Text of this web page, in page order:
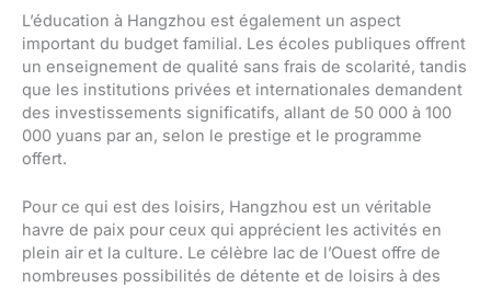
L’éducation à Hangzhou est également un aspect
important du budget familial. Les écoles publiques offrent
un enseignement de qualité sans frais de scolarité, tandis
que les institutions privées et internationales demandent
des investissements significatifs, allant de 50 000 à 100
000 yuans par an, selon le prestige et le programme
offert.
Pour ce qui est des loisirs, Hangzhou est un véritable
havre de paix pour ceux qui apprécient les activités en
plein air et la culture. Le célèbre lac de l’Ouest offre de
nombreuses possibilités de détente et de loisirs à des